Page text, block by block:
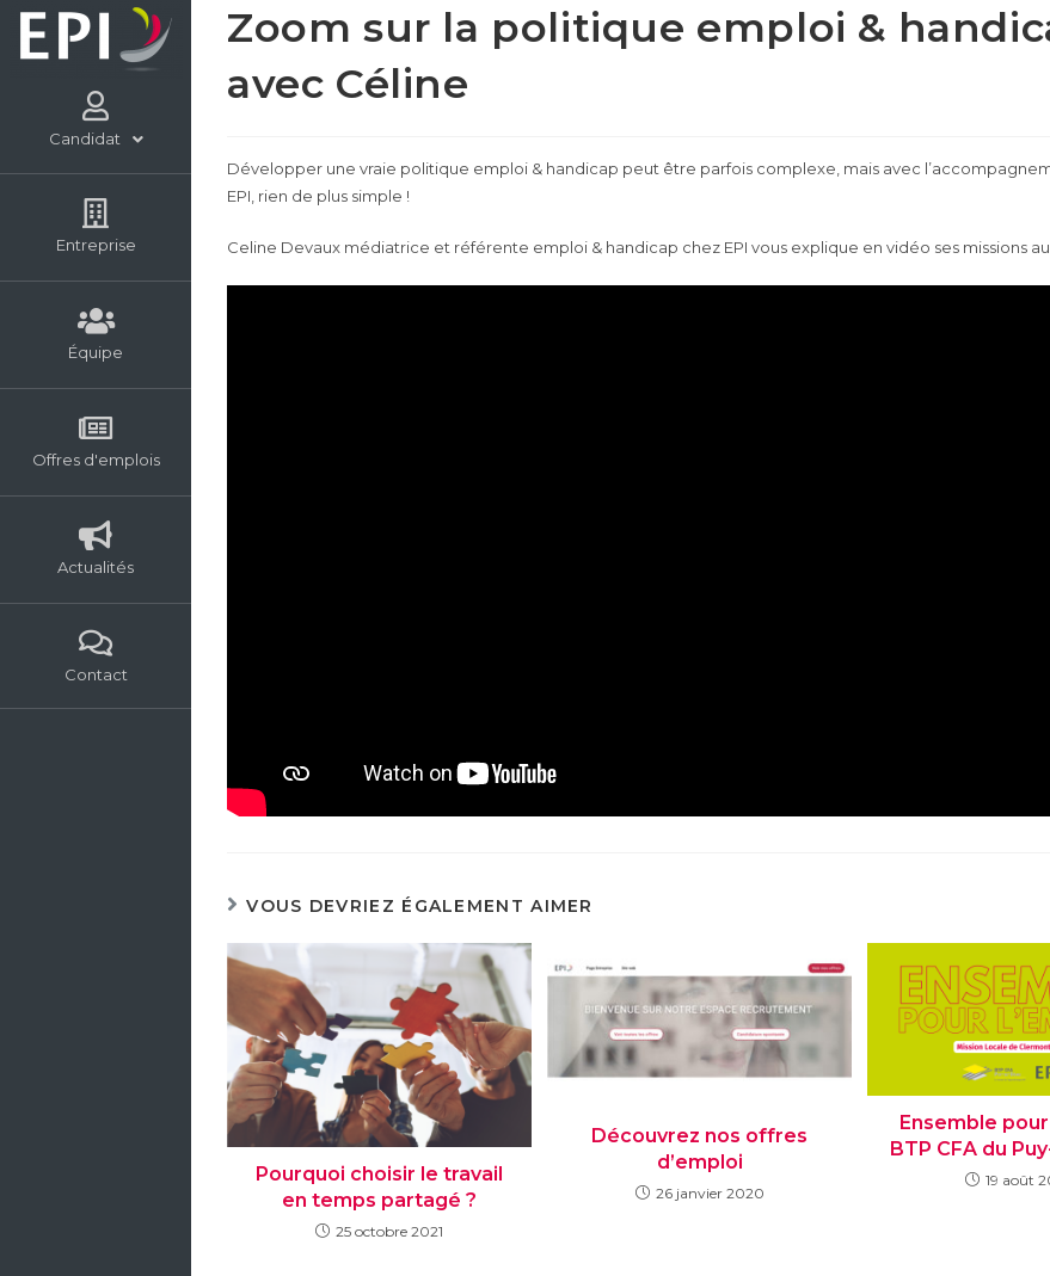
Candidat
Entreprise
Équipe
Offres d'emplois
Actualités
Contact
Zoom sur la politique emploi &
avec Céline
Développer une vraie politique emploi & handicap peut être parfois complexe, mais avec
EPI, rien de plus simple !
Celine Devaux médiatrice et référente emploi & handicap chez EPI vous explique en vidéo ses missions
VOUS DEVRIEZ ÉGALEMENT AIMER
Pourquoi choisir le travail
en temps partagé ?
25 octobre 2021
Découvrez nos offres
d’emploi
26 janvier 2020
Ensemble pour
BTP CFA du
19 août